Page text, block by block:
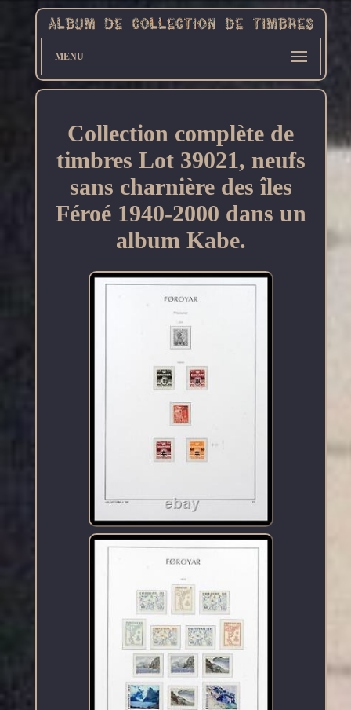
MENU
Collection complète de
timbres Lot 39021, neufs
sans charnière des îles
Féroé 1940-2000 dans un
album Kabe.